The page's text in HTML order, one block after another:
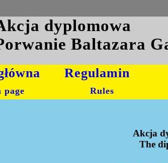
dyplomowa
Baltazara
page
Regulamin
Rules
Akcja
The